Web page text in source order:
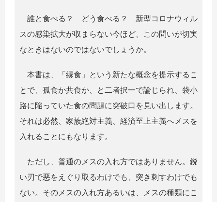
誰と食べる？ どう食べる？ 新型コロナウィル
スの感染拡大が収まらない今ほど、この問いが切実
なときはないのではないでしょうか。
本書は、「縁食」という新たな概念を提示するこ
とで、孤食か共食か、と二者択一で論じられ、袋小
路に陥っていた食の問題に突破口を見い出します。
それは必然、家族絶対主義、経済至上主義へメスを
入れることにもなります。
ただし、普通のメスの入れ方ではありません。鋭
い刃で悪をえぐり取るわけでも、突き刺すわけでも
ない。そのメスの入れ方あるいは、メスの種類にこ